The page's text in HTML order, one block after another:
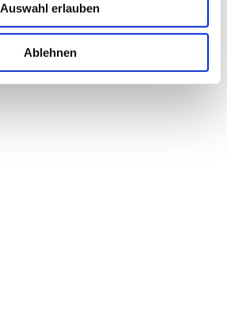
Auswahl erlauben
Ablehnen